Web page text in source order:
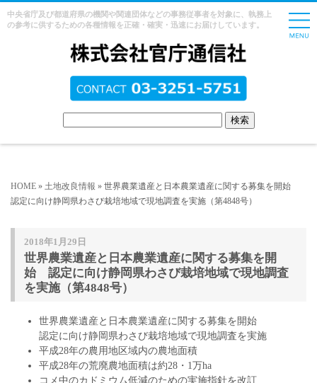
中央省庁及び都道府県の機関や関連団体などの事務従事者を対象に、執務上
の参考に供するための各種情報を正確・確実・迅速にお届けしています。
HOME » 土地改良情報 » 世界農業遺産と日本農業遺産に関する募集を開始
認定に向け静岡県わさび栽培地域で現地調査を実施（第4848号）
2018年1月29日
世界農業遺産と日本農業遺産に関する募集を開
始 認定に向け静岡県わさび栽培地域で現地調査
を実施（第4848号）
世界農業遺産と日本農業遺産に関する募集を開始
認定に向け静岡県わさび栽培地域で現地調査を実施
平成28年の農用地区域内の農地面積
平成28年の荒廃農地面積は約28・1万ha
コメ中のカドミウム低減のための実施指針を改訂